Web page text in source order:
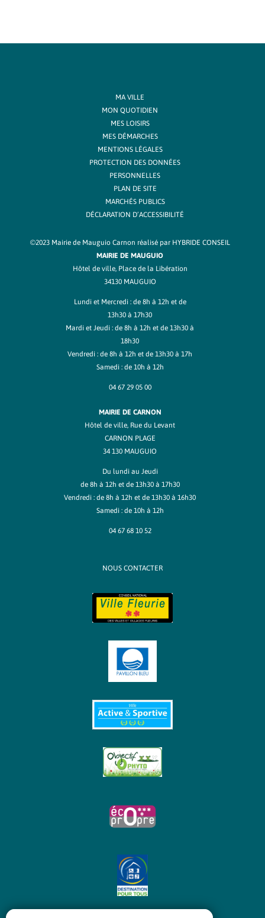
MA VILLE
MON QUOTIDIEN
MES LOISIRS
MES DÉMARCHES
MENTIONS LÉGALES
PROTECTION DES DONNÉES
PERSONNELLES
PLAN DE SITE
MARCHÉS PUBLICS
DÉCLARATION D’ACCESSIBILITÉ
©2023 Mairie de Mauguio Carnon réalisé par HYBRIDE CONSEIL
MAIRIE DE MAUGUIO
Hôtel de ville, Place de la Libération
34130 MAUGUIO
Lundi et Mercredi : de 8h à 12h et de
13h30 à 17h30
Mardi et Jeudi : de 8h à 12h et de 13h30 à
18h30
Vendredi : de 8h à 12h et de 13h30 à 17h
Samedi : de 10h à 12h
04 67 29 05 00
MAIRIE DE CARNON
Hôtel de ville, Rue du Levant
CARNON PLAGE
34 130 MAUGUIO
Du lundi au Jeudi
de 8h à 12h et de 13h30 à 17h30
Vendredi : de 8h à 12h et de 13h30 à 16h30
Samedi : de 10h à 12h
04 67 68 10 52
NOUS CONTACTER